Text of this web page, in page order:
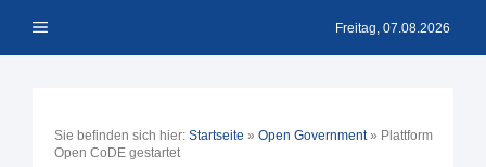
Inhalt Menü Freitag, 07.08.2026
Sie befinden sich hier: Startseite » Open Government» Plattform
Open CoDE gestartet